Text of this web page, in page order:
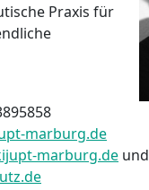
Praxis für
marburg.de
marburg.de und